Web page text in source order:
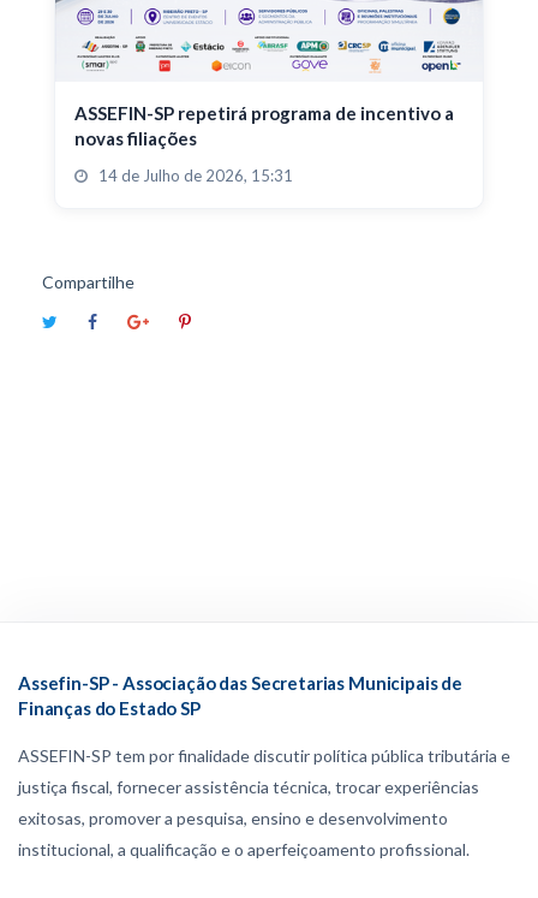
ASSEFIN-SP repetirá programa de incentivo a
novas filiações
14 de Julho de 2026, 15:31
Compartilhe
Assefin-SP - Associação das Secretarias Municipais de
Finanças do Estado SP
ASSEFIN-SP tem por finalidade discutir política pública tributária e
justiça fiscal, fornecer assistência técnica, trocar experiências
exitosas, promover a pesquisa, ensino e desenvolvimento
institucional, a qualificação e o aperfeiçoamento profissional.